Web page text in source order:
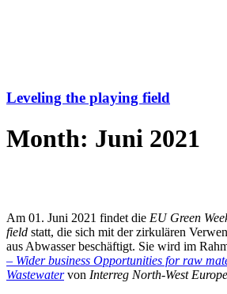
Leveling the playing field
Month: Juni 2021
Am 01. Juni 2021 findet die EU Green
field statt, die sich mit der zirkulären
aus Abwasser beschäftigt. Sie wird im
– Wider business Opportunities for raw
Wastewatervon Interreg North-West Europe